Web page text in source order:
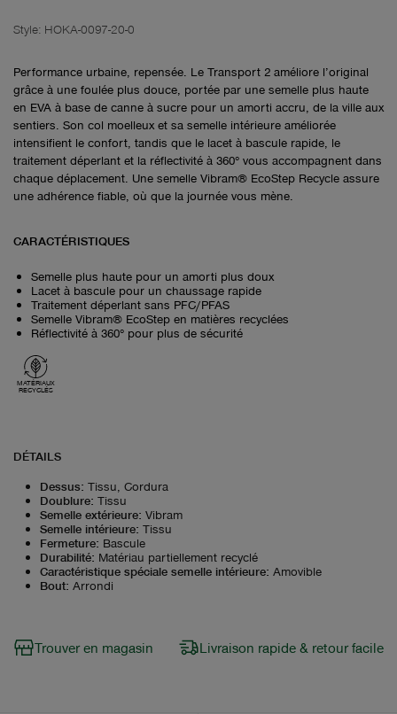
Style: HOKA-0097-20-0
Performance urbaine, repensée. Le Transport 2 améliore l’original
grâce à une foulée plus douce, portée par une semelle plus haute
en EVA à base de canne à sucre pour un amorti accru, de la ville aux
sentiers. Son col moelleux et sa semelle intérieure améliorée
intensifient le confort, tandis que le lacet à bascule rapide, le
traitement déperlant et la réflectivité à 360° vous accompagnent dans
chaque déplacement. Une semelle Vibram® EcoStep Recycle assure
une adhérence fiable, où que la journée vous mène.
CARACTÉRISTIQUES
Semelle plus haute pour un amorti plus doux
Lacet à bascule pour un chaussage rapide
Traitement déperlant sans PFC/PFAS
Semelle Vibram® EcoStep en matières recyclées
Réflectivité à 360° pour plus de sécurité
MATÉRIAUX
RECYCLÉS
DÉTAILS
Dessus: Tissu, Cordura
Doublure: Tissu
Semelle extérieure: Vibram
Semelle intérieure: Tissu
Fermeture: Bascule
Durabilité: Matériau partiellement recyclé
Caractéristique spéciale semelle intérieure: Amovible
Bout: Arrondi
Trouver en magasin Livraison rapide & retour facile